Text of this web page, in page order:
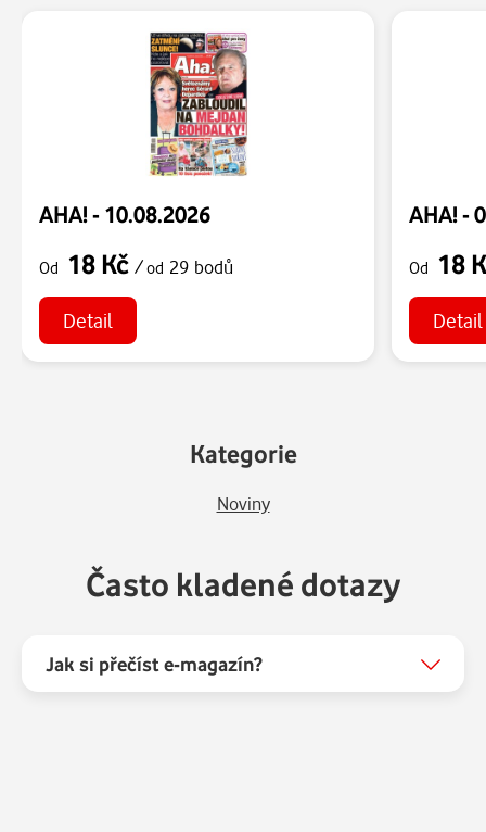
AHA! - 10.08.2026
Od 18 Kč /od 29 bodů
Detail
AHA! -
Od 18
Detail
Kategorie
Noviny
Často kladené dotazy
Jak si přečíst e-magazín?